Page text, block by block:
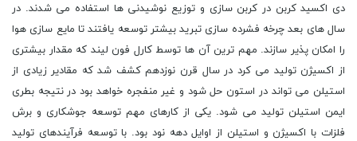
دی اکسید کربن در کربن سازی و توزیع نوشیدنی ها استفاده می شدند. در
سال های بعد چرخه فشرده سازی تبرید بیشتر توسعه یافتند تا مایع سازی هوا
را امکان پذیر سازند. مهم ترین آن ها توسط کارل فون لیند که مقدار بیشتری
از اکسیژن تولید می کرد در سال قرن نوزدهم کشف شد که مقادیر زیادی از
استیلن می تواند در استون حل شود و غیر منفجره خواهد بود در نتیجه بطری
ایمن استیلن تولید می شود. یکی از کارهای مهم توسعه جوشکاری و برش
فلزات با اکسیژن و استیلن از اوایل دهه نود بود. با توسعه فرآیندهای تولید